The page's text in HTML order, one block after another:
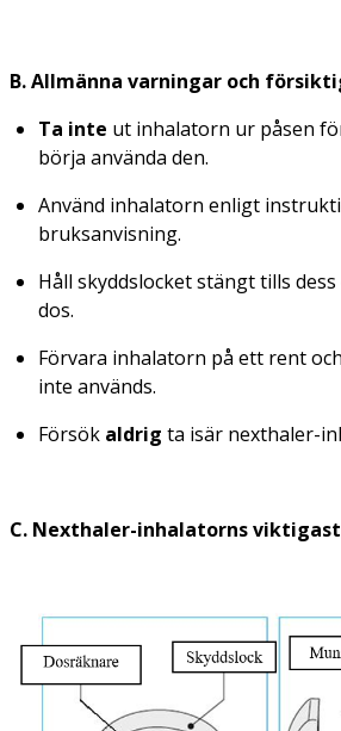
B. Allmänna varningar och
Ta inte ut inhalatorn ur påsen
börja använda den.
Använd inhalatorn enligt
bruksanvisning.
Håll skyddslocket stängt tills
dos.
Förvara inhalatorn på ett rent
inte används.
Försök aldrig ta isär nexthaler-
C. Nexthaler-inhalatorns